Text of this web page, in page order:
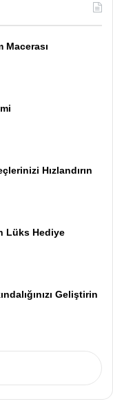
Macerası
Hızlandırın
Lüks Hediye
Geliştirin